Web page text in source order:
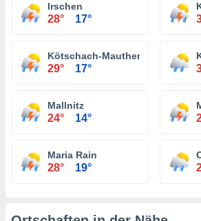
Irschen
28° 17°
Kötschach-Mauthen
29° 17°
Mallnitz
24° 14°
Maria Rain
28° 19°